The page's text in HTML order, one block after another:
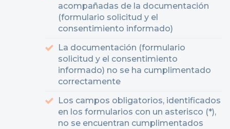
acompañadas de la documentación
(formulario solicitud y el
consentimiento informado)
La documentación (formulario
solicitud y el consentimiento
informado) no se ha cumplimentado
correctamente
Los campos obligatorios, identificados
en los formularios con un asterisco (*),
no se encuentran cumplimentados